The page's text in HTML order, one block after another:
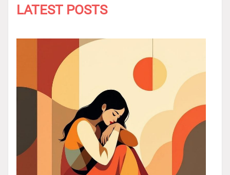
LATEST POSTS